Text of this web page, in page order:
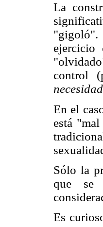
La
"gigoló".
ejercicio
control
En el
está
Sólo la
que se
Es